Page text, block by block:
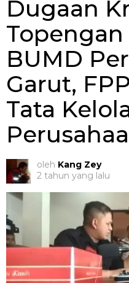
Dugaan
BUMD
Garut,
Tata
oleh Kang Zey
2 tahun yang lalu